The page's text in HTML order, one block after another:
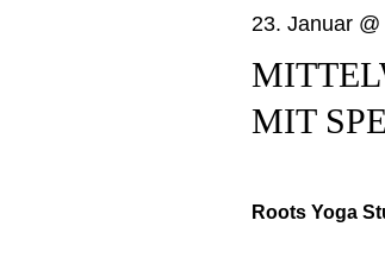
JANUAR
MIT
23. Januar
Roots Yoga